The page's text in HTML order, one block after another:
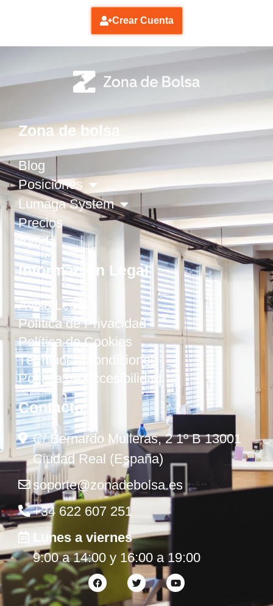
Crear Cuenta
Zona de bolsa
Blog
Posiciones
Lumaga System
Precios
Ayuda
Información Legal
Aviso Legal
Política de Privacidad
Política de Cookies
Términos y condiciones
Política de Accesibilidad
Contacto
C/ Bernardo Mulleras, 2 1º B 13001
Ciudad Real (España)
soporte@zonadebolsa.es
+34 622 607 251
Lunes a viernes
9:00 a 14:00 y 16:00 a 19:00